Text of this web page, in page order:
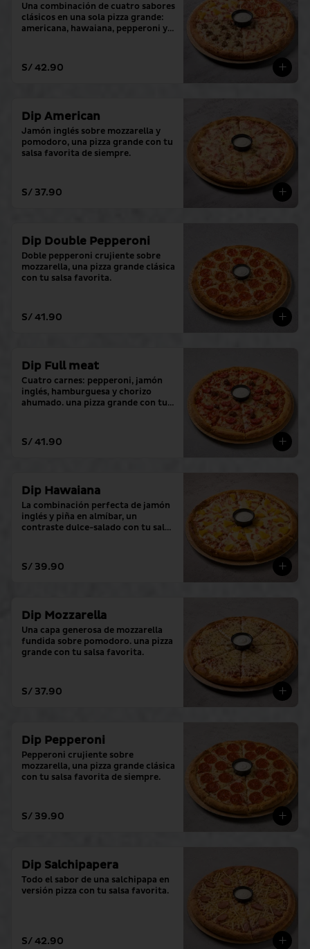
Una combinación de cuatro sabores
clásicos en una sola pizza grande:
americana, hawaiana, pepperoni y
S/ 42.90
Dip American
Jamón inglés sobre mozzarella y
pomodoro, una pizza grande con tu
salsa favorita de siempre.
S/ 37.90
Dip Double Pepperoni
Doble pepperoni crujiente sobre
mozzarella, una pizza grande clásica
con tu salsa favorita.
S/ 41.90
Dip Full meat
Cuatro carnes: pepperoni, jamón
inglés, hamburguesa y chorizo
ahumado. una pizza grande con tu
S/ 41.90
Dip Hawaiana
La combinación perfecta de jamón
inglés y piña en almíbar, un
contraste dulce-salado con tu salsa
S/ 39.90
Dip Mozzarella
Una capa generosa de mozzarella
fundida sobre pomodoro. una pizza
grande con tu salsa favorita.
S/ 37.90
Dip Pepperoni
Pepperoni crujiente sobre
mozzarella, una pizza grande clásica
con tu salsa favorita de siempre.
S/ 39.90
Dip Salchipapera
Todo el sabor de una salchipapa en
versión pizza con tu salsa favorita.
S/ 42.90